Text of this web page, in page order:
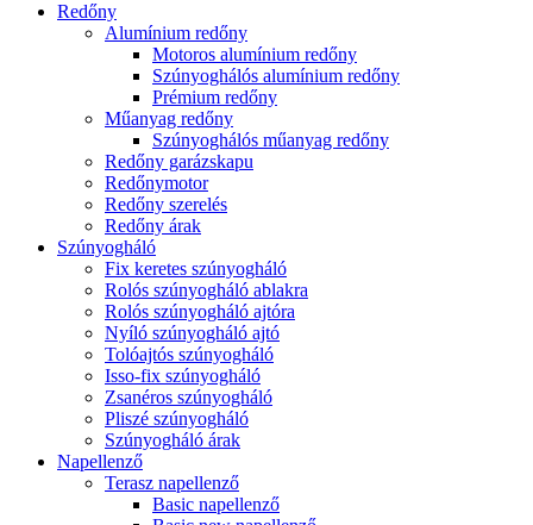
Redőny
Alumínium redőny
Motoros alumínium redőny
Szúnyoghálós alumínium redőny
Prémium redőny
Műanyag redőny
Szúnyoghálós műanyag redőny
Redőny garázskapu
Redőnymotor
Redőny szerelés
Redőny árak
Szúnyogháló
Fix keretes szúnyogháló
Rolós szúnyogháló ablakra
Rolós szúnyogháló ajtóra
Nyíló szúnyogháló ajtó
Tolóajtós szúnyogháló
Isso-fix szúnyogháló
Zsanéros szúnyogháló
Pliszé szúnyogháló
Szúnyogháló árak
Napellenző
Terasz napellenző
Basic napellenző